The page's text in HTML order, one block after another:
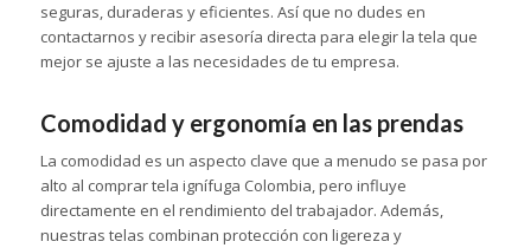
seguras, duraderas y eficientes. Así que no dudes en
contactarnos y recibir asesoría directa para elegir la tela que
mejor se ajuste a las necesidades de tu empresa.
Comodidad y ergonomía en las prendas
La comodidad es un aspecto clave que a menudo se pasa por
alto al comprar tela ignífuga Colombia, pero influye
directamente en el rendimiento del trabajador. Además,
nuestras telas combinan protección con ligereza y